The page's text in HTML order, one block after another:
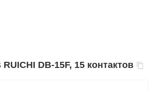
RUICHI DB-15F, 15 контактов